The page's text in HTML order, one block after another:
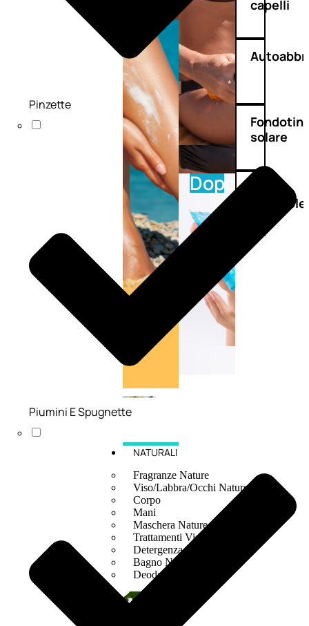
Doposole
capelli
solare
Docce
doposole
NATURALI
Fragranze Nature
Viso/Labbra/Occhi Nature
Corpo
Mani
Maschera Nature
Trattamenti Viso
Detergenza
Bagno Nature
Deodoranti
Pinzette
Piumini E Spugnette